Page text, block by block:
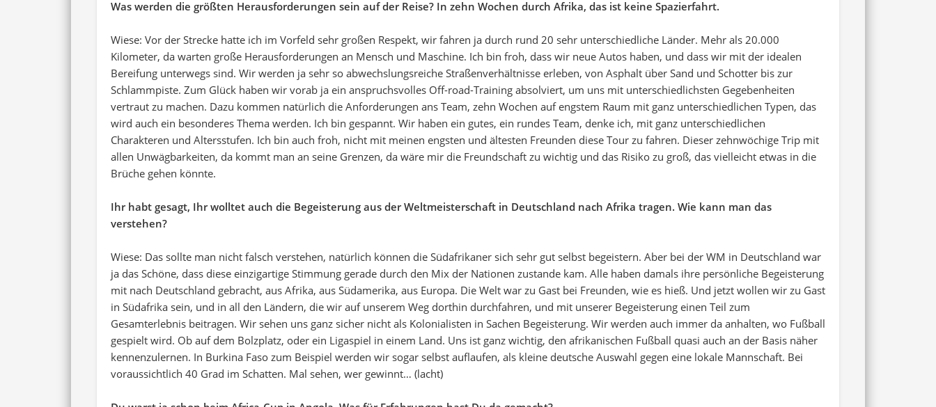
Was werden die größten Herausforderungen sein auf der Reise? In zehn Wochen durch Afrika, das ist keine Spazierfahrt.
Wiese: Vor der Strecke hatte ich im Vorfeld sehr großen Respekt, wir fahren ja durch rund 20 sehr unterschiedliche Länder. Mehr als 20.000
Kilometer, da warten große Herausforderungen an Mensch und Maschine. Ich bin froh, dass wir neue Autos haben, und dass wir mit der idealen
Bereifung unterwegs sind. Wir werden ja sehr so abwechslungsreiche Straßenverhältnisse erleben, von Asphalt über Sand und Schotter bis zur
Schlammpiste. Zum Glück haben wir vorab ja ein anspruchsvolles Off-road-Training absolviert, um uns mit unterschiedlichsten Gegebenheiten
vertraut zu machen. Dazu kommen natürlich die Anforderungen ans Team, zehn Wochen auf engstem Raum mit ganz unterschiedlichen Typen, das
wird auch ein besonderes Thema werden. Ich bin gespannt. Wir haben ein gutes, ein rundes Team, denke ich, mit ganz unterschiedlichen
Charakteren und Altersstufen. Ich bin auch froh, nicht mit meinen engsten und ältesten Freunden diese Tour zu fahren. Dieser zehnwöchige Trip mit
allen Unwägbarkeiten, da kommt man an seine Grenzen, da wäre mir die Freundschaft zu wichtig und das Risiko zu groß, das vielleicht etwas in die
Brüche gehen könnte.
Ihr habt gesagt, Ihr wolltet auch die Begeisterung aus der Weltmeisterschaft in Deutschland nach Afrika tragen. Wie kann man das
verstehen?
Wiese: Das sollte man nicht falsch verstehen, natürlich können die Südafrikaner sich sehr gut selbst begeistern. Aber bei der WM in Deutschland war
ja das Schöne, dass diese einzigartige Stimmung gerade durch den Mix der Nationen zustande kam. Alle haben damals ihre persönliche Begeisterung
mit nach Deutschland gebracht, aus Afrika, aus Südamerika, aus Europa. Die Welt war zu Gast bei Freunden, wie es hieß. Und jetzt wollen wir zu Gast
in Südafrika sein, und in all den Ländern, die wir auf unserem Weg dorthin durchfahren, und mit unserer Begeisterung einen Teil zum
Gesamterlebnis beitragen. Wir sehen uns ganz sicher nicht als Kolonialisten in Sachen Begeisterung. Wir werden auch immer da anhalten, wo Fußball
gespielt wird. Ob auf dem Bolzplatz, oder ein Ligaspiel in einem Land. Uns ist ganz wichtig, den afrikanischen Fußball quasi auch an der Basis näher
kennenzulernen. In Burkina Faso zum Beispiel werden wir sogar selbst auflaufen, als kleine deutsche Auswahl gegen eine lokale Mannschaft. Bei
voraussichtlich 40 Grad im Schatten. Mal sehen, wer gewinnt… (lacht)